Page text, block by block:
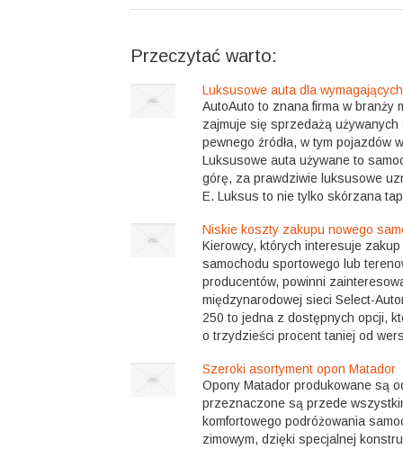
Przeczytać warto:
Luksusowe auta dla
AutoAuto to znana firma w branży
zajmuje się sprzedażą używanych
pewnego źródła, w tym pojazdów
Luksusowe auta używane to
górę, za prawdziwie luksusowe
E. Luksus to nie tylko skórzana
Niskie koszty zakupu nowego
Kierowcy, których interesuje
samochodu sportowego lub
producentów, powinni
międzynarodowej sieci Select-
250 to jedna z dostępnych opcji,
o trzydzieści procent taniej od
Szeroki asortyment opon Matador
Opony Matador produkowane są
przeznaczone są przede
komfortowego podróżowania
zimowym, dzięki specjalnej